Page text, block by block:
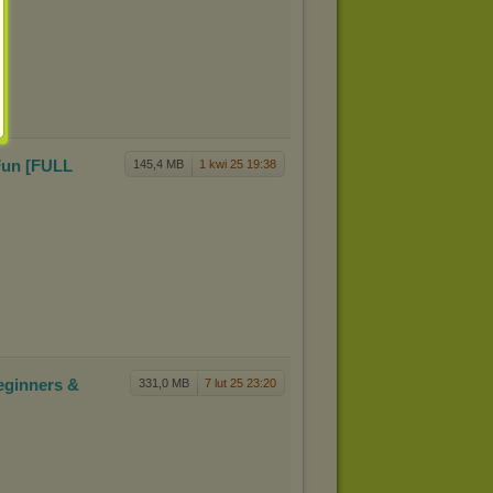
145,4 MB 1 kwi 25 19:38
[FULL
331,0 MB 7 lut 25 23:20
s &